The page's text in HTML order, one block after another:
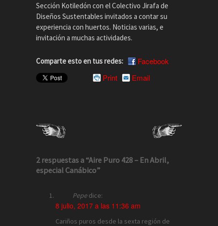
Sección Kotiledón con el Colectivo Jirafa de
Diseños Sustentables invitados a contar su
experiencia con huertos. Noticias varias, e
invitación a muchas actividades.
Comparte esto en tus redes:
Facebook
Print
Email
2 respuestas a “Aire Puro 428 – En Abril,
especial Canábico”
Pepe dice:
8 julio, 2017 a las 11:36 am
Cariños puros desde la sexta región de